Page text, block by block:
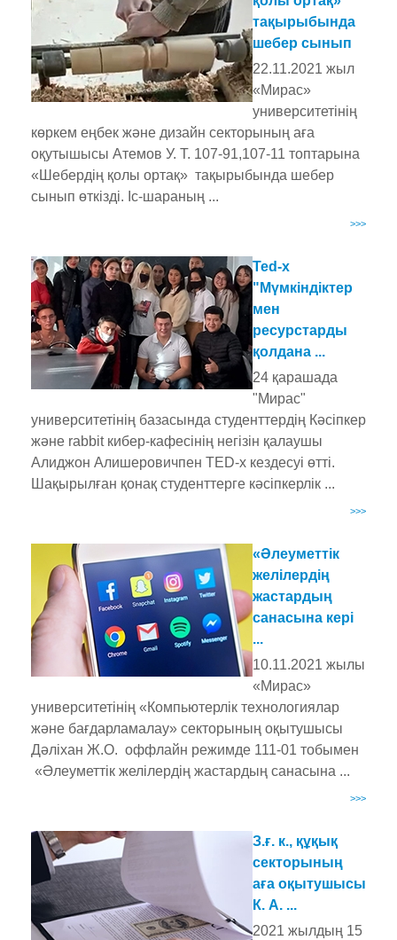
тақырыбында
шебер сынып
22.11.2021 жыл
«Мирас»
университетінің
көркем еңбек және дизайн секторының аға
оқутышысы Атемов У. Т. 107-91,107-11 топтарына
«Шебердің қолы ортақ» тақырыбында шебер
сынып өткізді. Іс-шараның ...
>>>
Ted-x
"Мүмкіндіктер
мен
ресурстарды
қолдана ...
24 қарашада
"Мирас"
университетінің базасында студенттердің Кәсіпкер
және rabbit кибер-кафесінің негізін қалаушы
Алиджон Алишеровичпен TED-x кездесуі өтті.
Шақырылған қонақ студенттерге кәсіпкерлік ...
>>>
«Әлеуметтік
желілердің
жастардың
санасына кері
...
10.11.2021 жылы
«Мирас»
университетінің «Компьютерлік технологиялар
және бағдарламалау» секторының оқытушысы
Дәліхан Ж.О. оффлайн режимде 111-01 тобымен
«Әлеуметтік желілердің жастардың санасына ...
>>>
З.ғ. к., құқық
секторының
аға оқытушысы
К. А. ...
2021 жылдың 15